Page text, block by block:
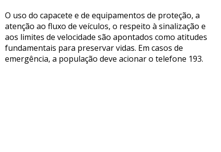
O uso do capacete e de equipamentos de proteção, a
atenção ao fluxo de veículos, o respeito à sinalização e
aos limites de velocidade são apontados como atitudes
fundamentais para preservar vidas. Em casos de
emergência, a população deve acionar o telefone 193.